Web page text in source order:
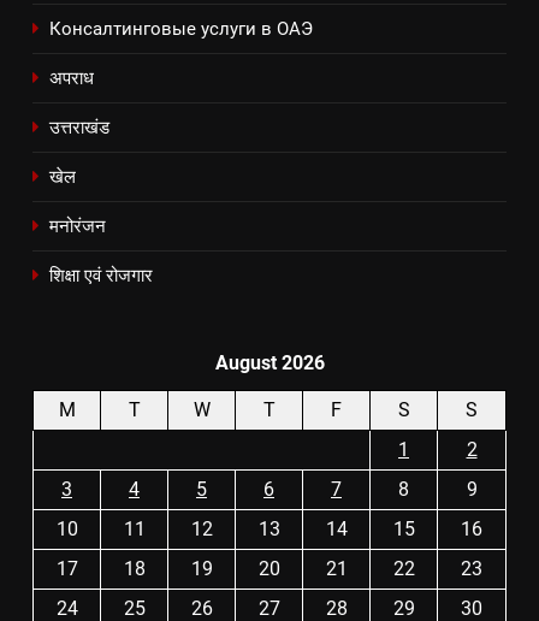
Консалтинговые услуги в ОАЭ
अपराध
उत्तराखंड
खेल
मनोरंजन
शिक्षा एवं रोजगार
August 2026
M T W T F S
S
1
2
3
4 5 6 7 8
9
10
11 12 13 14 15
16
17
18 19 20 21 22
23
24
25 26 27 28 29 30